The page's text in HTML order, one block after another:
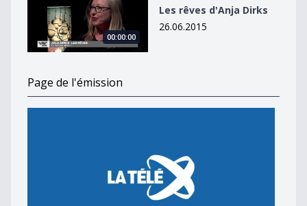
00:00:00
Les rêves d'Anja Dirks
26.06.2015
Page de l'émission